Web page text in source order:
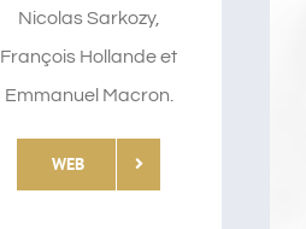
Nicolas Sarkozy,
François Hollande et
Emmanuel Macron.
WEB